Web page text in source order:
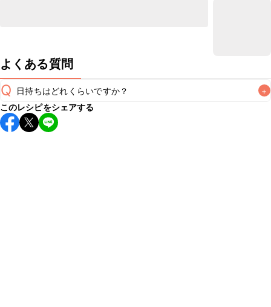
よくある質問
Q 日持ちはどれくらいですか？ +
保存期間は冷蔵で当日中が目安です。なるべくお早めにお召
し上がりください。
このレシピをシェアする